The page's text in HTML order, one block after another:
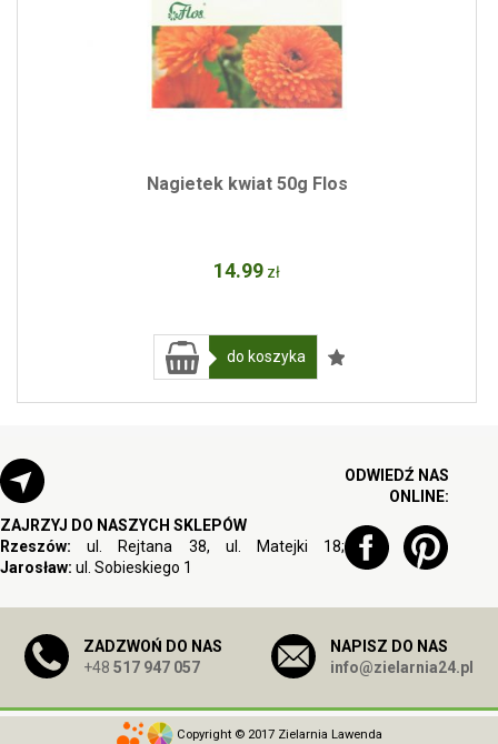
Nagietek kwiat 50g Flos
14.99 zł
do koszyka
ZAJRZYJ DO NASZYCH SKLEPÓW
Rzeszów: ul. Rejtana 38, ul. Matejki 18;
Jarosław: ul. Sobieskiego 1
ODWIEDŹ NAS
ONLINE:
ZADZWOŃ DO NAS
+48 517 947 057
NAPISZ DO NAS
info@zielarnia24.pl
Copyright © 2017 Zielarnia Lawenda